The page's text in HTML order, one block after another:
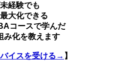
経験でも
大化できる
コースで学んだ
み化を教えます
イスを受ける→ 】